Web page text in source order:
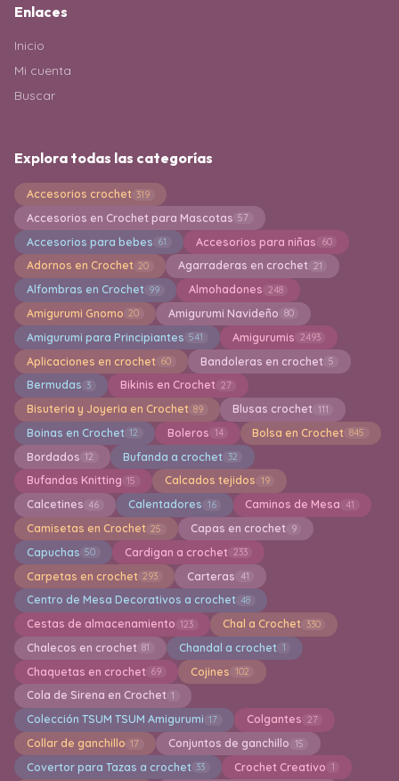
Enlaces
Inicio
Mi cuenta
Buscar
Explora todas las categorías
Accesorios crochet 319
Accesorios en Crochet para Mascotas 57
Accesorios para bebes 61 Accesorios para niñas 60
Adornos en Crochet 20 Agarraderas en crochet 21
Alfombras en Crochet 99 Almohadones 248
Amigurumi Gnomo 20 Amigurumi Navideño 80
Amigurumi para Principiantes 541 Amigurumis 2493
Aplicaciones en crochet 60 Bandoleras en crochet 5
Bermudas 3 Bikinis en Crochet 27
Bisuteria y Joyeria en Crochet 89 Blusas crochet 111
Boinas en Crochet 12 Boleros 14 Bolsa en Crochet 845
Bordados 12 Bufanda a crochet 32
Bufandas Knitting 15 Calcados tejidos 19
Calcetines 46 Calentadores 16 Caminos de Mesa 41
Camisetas en Crochet 25 Capas en crochet 9
Capuchas 50 Cardigan a crochet 233
Carpetas en crochet 293 Carteras 41
Centro de Mesa Decorativos a crochet 48
Cestas de almacenamiento 123 Chal a Crochet 330
Chalecos en crochet 81 Chandal a crochet 1
Chaquetas en crochet 69 Cojines 102
Cola de Sirena en Crochet 1
Colección TSUM TSUM Amigurumi 17 Colgantes 27
Collar de ganchillo 17 Conjuntos de ganchillo 15
Covertor para Tazas a crochet 33 Crochet Creativo 1